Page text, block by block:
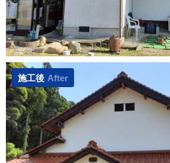
施工後 After